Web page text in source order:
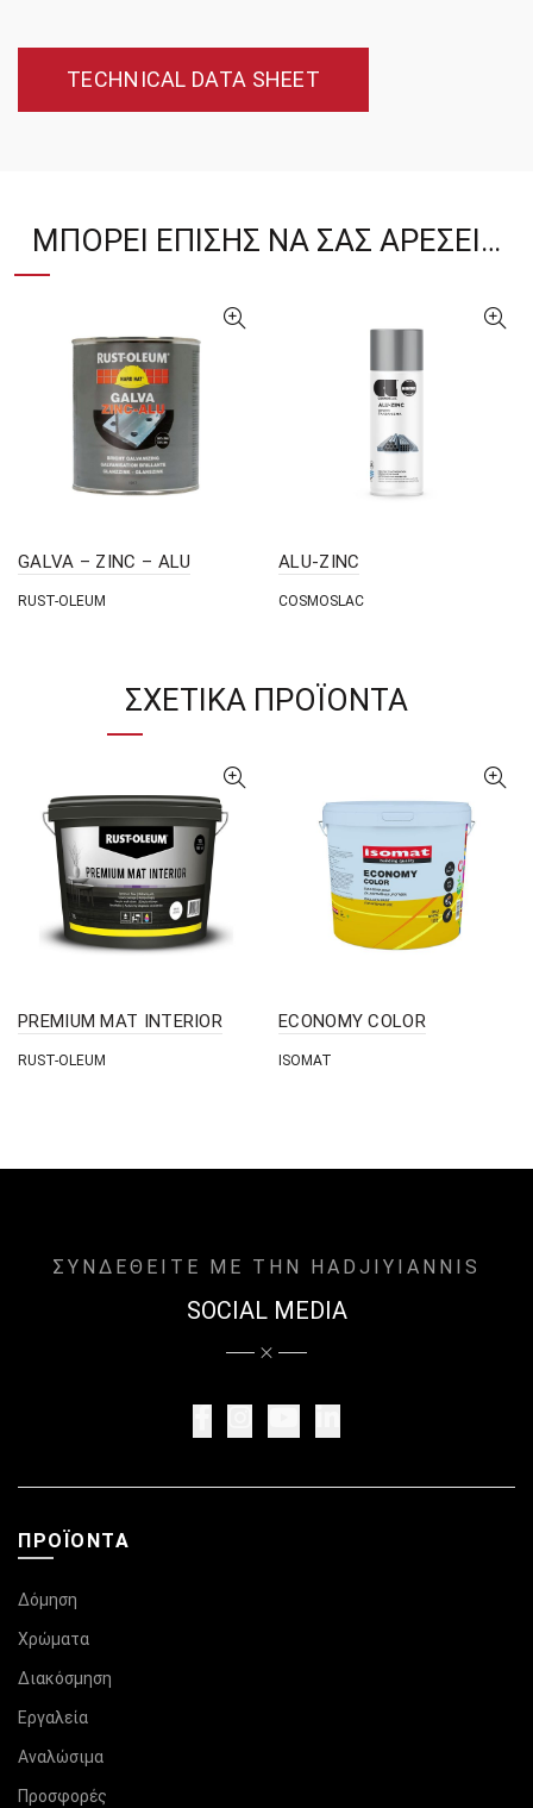
TECHNICAL DATA SHEET
ΜΠΟΡΕΊ ΕΠΊΣΗΣ ΝΑ ΣΑΣ ΑΡΈΣΕΙ…
GALVA – ZINC – ALU
RUST-OLEUM
ALU-ZINC
COSMOSLAC
ΣΧΕΤΙΚΆ ΠΡΟΪΌΝΤΑ
PREMIUM MAT INTERIOR
RUST-OLEUM
ECONOMY COLOR
ISOMAT
ΣΥΝΔΕΘΕΙΤΕ ΜΕ ΤΗΝ HADJIYIANNIS
SOCIAL MEDIA
ΠΡΟΪΌΝΤΑ
Δόμηση
Χρώματα
Διακόσμηση
Εργαλεία
Αναλώσιμα
Προσφορές